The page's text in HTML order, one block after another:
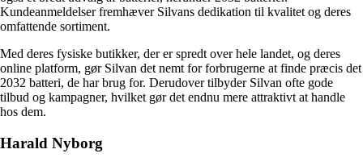
Kundeanmeldelser fremhæver Silvans dedikation til kvalitet og deres
omfattende sortiment.
Med deres fysiske butikker, der er spredt over hele landet, og deres
online platform, gør Silvan det nemt for forbrugerne at finde præcis det
2032 batteri, de har brug for. Derudover tilbyder Silvan ofte gode
tilbud og kampagner, hvilket gør det endnu mere attraktivt at handle
hos dem.
Harald Nyborg